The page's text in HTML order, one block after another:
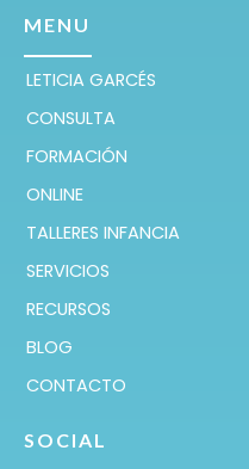
MENU
LETICIA GARCÉS
CONSULTA
FORMACIÓN
ONLINE
TALLERES INFANCIA
SERVICIOS
RECURSOS
BLOG
CONTACTO
SOCIAL